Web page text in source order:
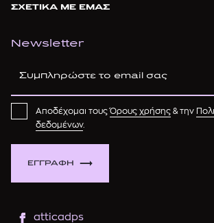
ΣΧΕΤΙΚΑ ΜΕ ΕΜΑΣ
Newsletter
ΕΓΓΡΑΦΗ
Αποδέχομαι τουςΌρους χρήσης & την
δεδομένων.
atticadps